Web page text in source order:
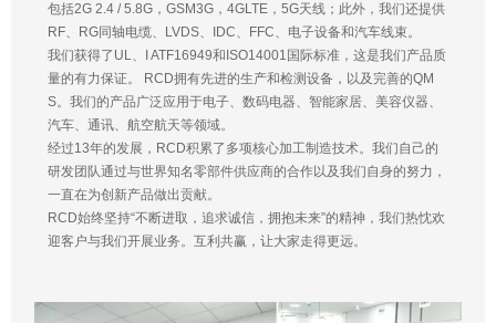
包括2G 2.4 / 5.8G，GSM3G，4GLTE，5G天线；此外，我们还提供
RF、RG同轴电缆、LVDS、IDC、FFC、电子设备和汽车线束。
我们获得了UL、I ATF16949和ISO14001国际标准，这是我们产品质
量的有力保证。 RCD拥有先进的生产和检测设备，以及完善的QM
S。我们的产品广泛应用于电子、数码电器、智能家居、美容仪器、
汽车、通讯、航空航天等领域。
经过13年的发展，RCD积累了多项核心加工制造技术。我们自己的
研发团队通过与世界知名零部件供应商的合作以及我们自身的努力，
一直在为创新产品做出贡献。
RCD始终坚持“不断进取，追求诚信，拥抱未来”的精神，我们热忱欢
迎客户与我们开展业务。互利共赢，让大家走得更远。